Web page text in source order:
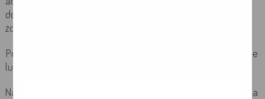
dopuścić np. do długotrwałego zalegania pokarmu w
żołądku.
Potrawy powinny być gotowane w wodzie, na parze, duszone
lub pieczone w folii.
Należy pić 2-3 litry napojów dziennie (woda mineralna, słaba